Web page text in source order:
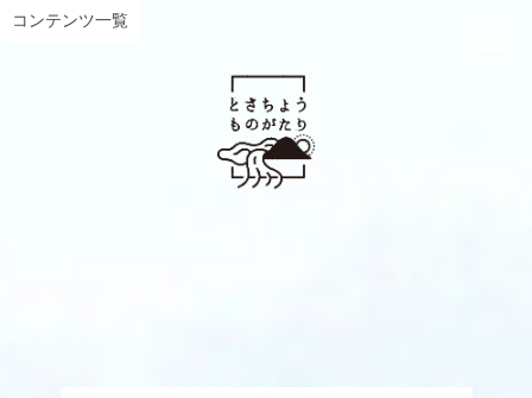
コンテンツ一覧